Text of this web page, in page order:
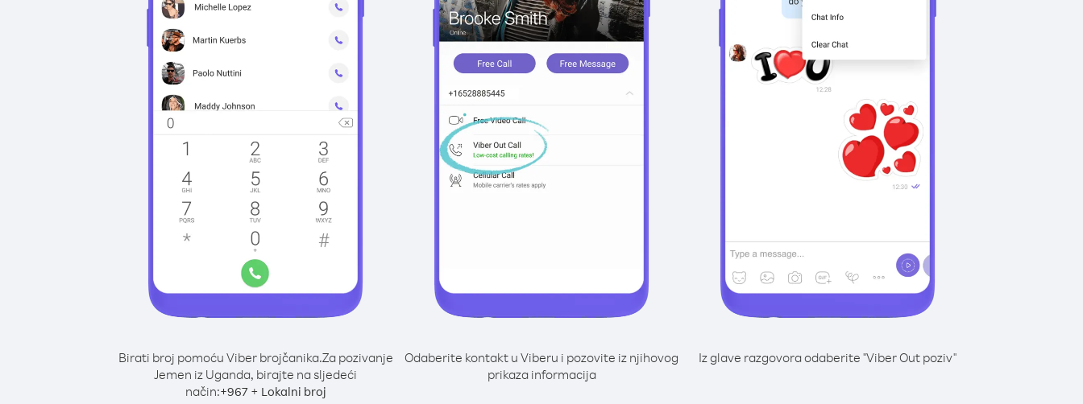
Birati broj pomoću Viber brojčanika.Za pozivanje
Jemen iz Uganda, birajte na sljedeći
način:+967+ Lokalni broj
Odaberite kontakt u Viberu i pozovite iz njihovog
prikaza informacija
Iz glave razgovora odaberite "Viber Out poziv"